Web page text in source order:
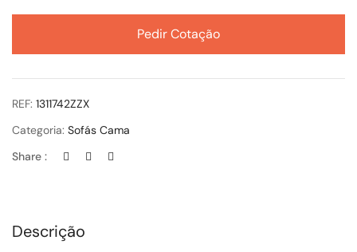
Pedir Cotação
REF: 1311742ZZX
Categoria: Sofás Cama
Share :
Descrição